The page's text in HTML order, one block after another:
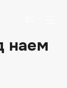
наем